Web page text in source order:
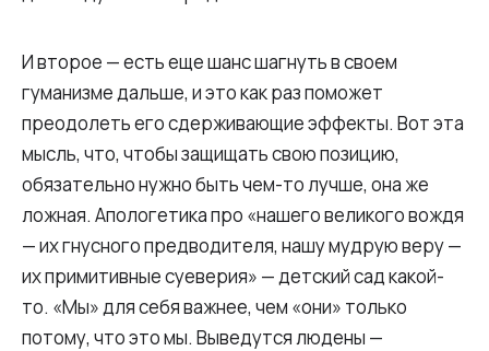
И второе — есть еще шанс шагнуть в своем
гуманизме дальше, и это как раз поможет
преодолеть его сдерживающие эффекты. Вот эта
мысль, что, чтобы защищать свою позицию,
обязательно нужно быть чем-то лучше, она же
ложная. Апологетика про «нашего великого вождя
— их гнусного предводителя, нашу мудрую веру —
их примитивные суеверия» — детский сад какой-
то. «Мы» для себя важнее, чем «они» только
потому, что это мы. Выведутся людены —